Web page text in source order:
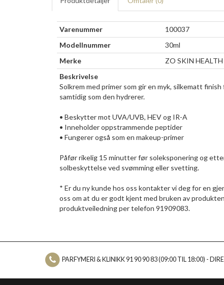
Varenummer
100037
Modellnummer
30ml
Merke
ZO SKIN HEALTH
Beskrivelse
Solkrem med primer som gir en myk, silkematt
samtidig som den hydrerer.
• Beskytter mot UVA/UVB, HEV og IR-A
• Inneholder oppstrammende peptider
• Fungerer også som en makeup-primer
Påfør rikelig 15 minutter før soleksponering og
solbeskyttelse ved svømming eller svetting.
* Er du ny kunde hos oss kontakter vi deg for en
oss om at du er godt kjent med bruken av
produktveiledning per telefon 91909083.
PARFYMERI & KLINIKK 91 90 90 83 (09:00 TIL 18:00) -